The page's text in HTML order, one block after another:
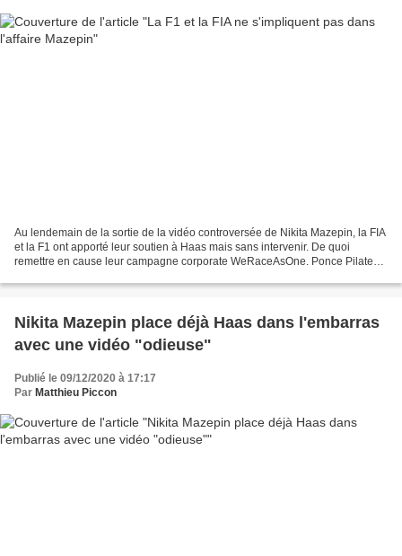
Au lendemain de la sortie de la vidéo controversée de Nikita Mazepin, la FIA
et la F1 ont apporté leur soutien à Haas mais sans intervenir. De quoi
remettre en cause leur campagne corporate WeRaceAsOne. Ponce Pilate
Nikita Mazepin place déjà Haas dans l'embarras
avec une vidéo "odieuse"
Publié le 09/12/2020 à 17:17
Par Matthieu Piccon